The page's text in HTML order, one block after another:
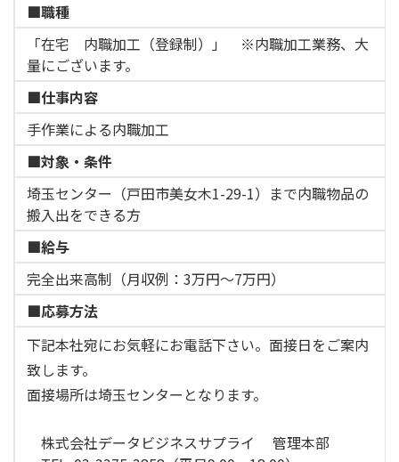
■職種
「在宅 内職加工（登録制）」 ※内職加工業務、大
量にございます。
■仕事内容
手作業による内職加工
■対象・条件
埼玉センター（戸田市美女木1-29-1）まで内職物品の
搬入出をできる方
■給与
完全出来高制（月収例：3万円〜7万円）
■応募方法
下記本社宛にお気軽にお電話下さい。面接日をご案内
致します。
面接場所は埼玉センターとなります。
株式会社データビジネスサプライ 管理本部